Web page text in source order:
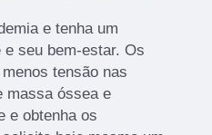
e tenha um
seu bem-estar. Os
tensão nas
massa óssea e
e obtenha os